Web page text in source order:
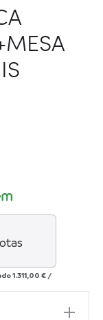
1.311,00 € /